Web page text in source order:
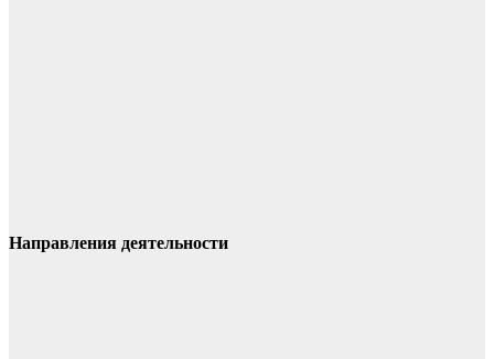
Направления деятельности